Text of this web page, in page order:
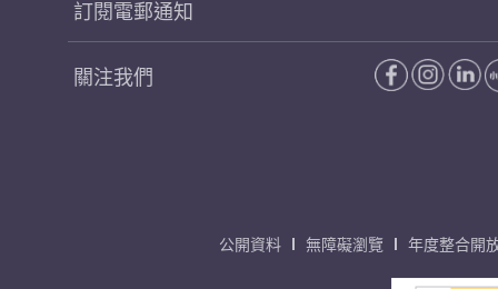
訂閱電郵通知
關注我們
公開資料 無障礙瀏覽 年度整合開